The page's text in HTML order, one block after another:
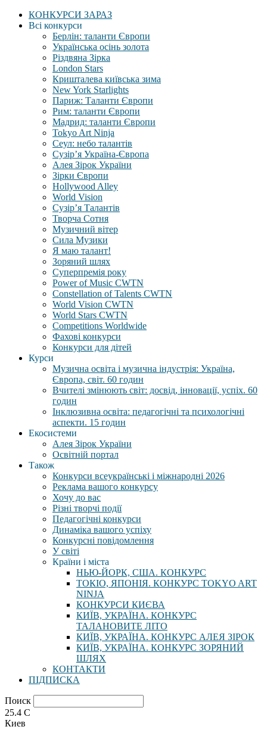
КОНКУРСИ ЗАРАЗ
Всі конкурси
Берлін: таланти Європи
Українська осінь золота
Різдвяна Зірка
London Stars
Кришталева київська зима
New York Starlights
Париж: Таланти Європи
Рим: таланти Європи
Мадрид: таланти Європи
Tokyo Art Ninja
Сеул: небо талантів
Сузір’я Україна-Європа
Алея Зірок України
Зірки Європи
Hollywood Alley
World Vision
Сузір’я Талантів
Творча Сотня
Музичний вітер
Сила Музики
Я маю талант!
Зоряний шлях
Суперпремія року
Power of Music CWTN
Constellation of Talents CWTN
World Vision CWTN
World Stars CWTN
Competitions Worldwide
Фахові конкурси
Конкурси для дітей
Курси
Музична освіта і музична індустрія: Україна,
Європа, світ. 60 годин
Вчителі змінюють світ: досвід, інновації, успіх. 60
годин
Інклюзивна освіта: педагогічні та психологічні
аспекти. 15 годин
Екосистеми
Алея Зірок України
Освітній портал
Також
Конкурси всеукраїнські і міжнародні 2026
Реклама вашого конкурсу
Хочу до вас
Різні творчі події
Педагогічні конкурси
Динаміка вашого успіху
Конкурсні повідомлення
У світі
Країни і міста
НЬЮ-ЙОРК, США. КОНКУРС
ТОКІО, ЯПОНІЯ. КОНКУРС TOKYO ART
NINJA
КОНКУРСИ КИЄВА
КИЇВ, УКРАЇНА. КОНКУРС
ТАЛАНОВИТЕ ЛІТО
КИЇВ, УКРАЇНА. КОНКУРС АЛЕЯ ЗІРОК
КИЇВ, УКРАЇНА. КОНКУРС ЗОРЯНИЙ
ШЛЯХ
КОНТАКТИ
ПІДПИСКА
Поиск
25.4 C
Киев